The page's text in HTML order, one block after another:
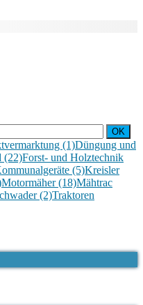
(1)Düngung und
(22)Forst- und Holztechnik
(5)Kreisler
Motormäher(18)Mähtrac
(2)Traktoren